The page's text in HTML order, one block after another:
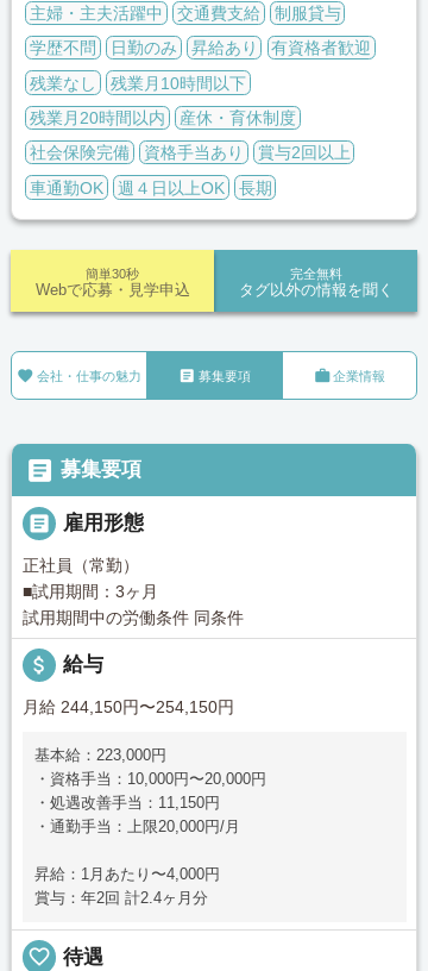
主婦・主夫活躍中 交通費支給
制服貸与
学歴不問
日勤のみ 昇給あり
有資格者歓迎
残業なし
残業月10時間以下
残業月20時間以内
産休・育休制度
社会保険完備
資格手当あり
賞与2回以上
車通勤OK
週４日以上OK 長期
完全無料
タグ以外の情報を聞く
簡単30秒
Webで応募・見学申込
 会社・仕事の魅力  募集要項 企業情報
 募集要項
 雇用形態
正社員（常勤）
■試用期間：3ヶ月
試用期間中の労働条件 同条件
attach_money 給与
月給 244,150円〜254,150円
基本給：223,000円
・資格手当：10,000円〜20,000円
・処遇改善手当：11,150円
・通勤手当：上限20,000円/月
昇給：1月あたり〜4,000円
賞与：年2回 計2.4ヶ月分
favorite_border 待遇